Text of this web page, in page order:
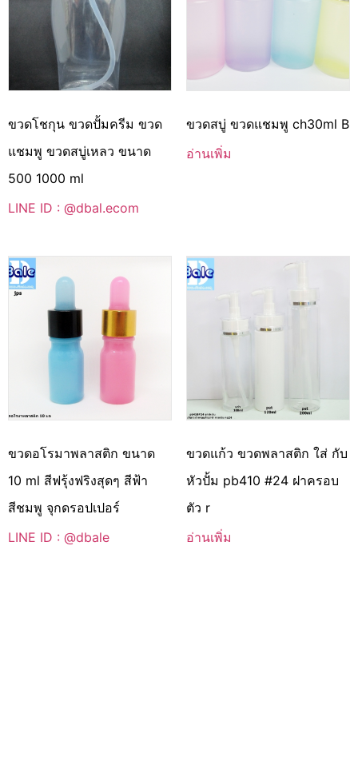
ขวดโชกุน ขวดปั้มครีม ขวด
แชมพู ขวดสบู่เหลว ขนาด
500 1000 ml
LINE ID : @dbal.ecom
ขวดสบู่ ขวดแชมพู ch30ml B
อ่านเพิ่ม
ขวดอโรมาพลาสติก ขนาด
10 ml สีฟรุ้งฟริงสุดๆ สีฟ้า
สีชมพู จุกดรอปเปอร์
LINE ID : @dbale
ขวดแก้ว ขวดพลาสติก ใส่ กับ
หัวปั้ม pb410 #24 ฝาครอบ
ตัว r
อ่านเพิ่ม